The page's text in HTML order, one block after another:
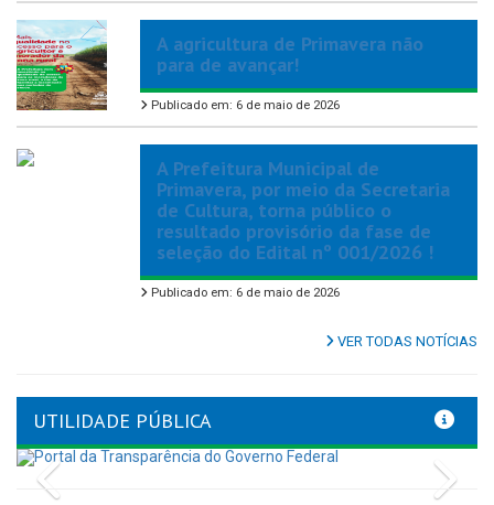
A agricultura de Primavera não
para de avançar!
Publicado em: 6 de maio de 2026
A Prefeitura Municipal de
Primavera, por meio da Secretaria
de Cultura, torna público o
resultado provisório da fase de
seleção do Edital nº 001/2026 !
Publicado em: 6 de maio de 2026
VER TODAS NOTÍCIAS
UTILIDADE PÚBLICA
Previous